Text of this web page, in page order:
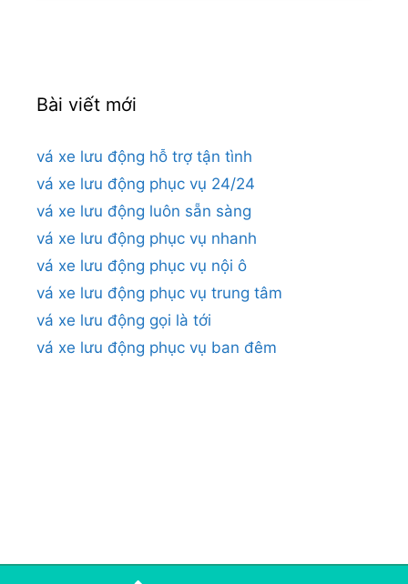
Bài viết mới
vá xe lưu động hỗ trợ tận tình
vá xe lưu động phục vụ 24/24
vá xe lưu động luôn sẵn sàng
vá xe lưu động phục vụ nhanh
vá xe lưu động phục vụ nội ô
vá xe lưu động phục vụ trung tâm
vá xe lưu động gọi là tới
vá xe lưu động phục vụ ban đêm